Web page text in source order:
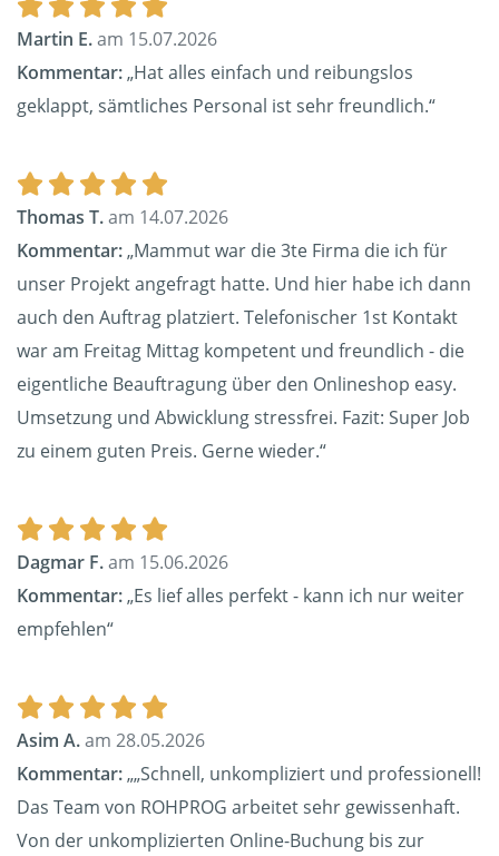
Martin E.am 15.07.2026
Kommentar:„Hat alles einfach und reibungslos
geklappt, sämtliches Personal ist sehr freundlich.“
Thomas T.am 14.07.2026
Kommentar:„Mammut war die 3te Firma die ich für
unser Projekt angefragt hatte. Und hier habe ich dann
auch den Auftrag platziert. Telefonischer 1st Kontakt
war am Freitag Mittag kompetent und freundlich - die
eigentliche Beauftragung über den Onlineshop easy.
Umsetzung und Abwicklung stressfrei. Fazit: Super Job
zu einem guten Preis. Gerne wieder.“
Dagmar F.am 15.06.2026
Kommentar:„Es lief alles perfekt - kann ich nur weiter
empfehlen“
Asim A.am 28.05.2026
Kommentar:„„Schnell, unkompliziert und professionell!
Das Team von ROHPROG arbeitet sehr gewissenhaft.
Von der unkomplizierten Online-Buchung bis zur